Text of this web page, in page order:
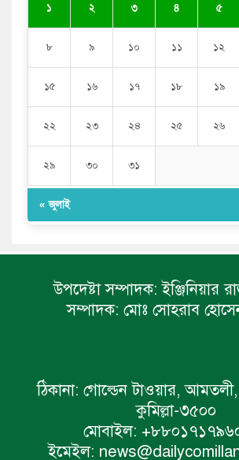
১ ২ ৩ ৪ ৫
৮ ৯ ১০ ১১ ১২
১৫ ১৬ ১৭ ১৮ ১৯
২২ ২৩ ২৪ ২৫ ২৬
২৯ ৩০ ৩১
« জুলাই
উপদেষ্টা সম্পাদক: ইঞ্জিনিয়ার
সম্পাদক: মোঃ সোহরাব
ঠিকানা: গোল্ডেন টাওয়ার, আমতলী,
কুমিল্লা-৩৫০০
মোবাইল:
ইমেইল: